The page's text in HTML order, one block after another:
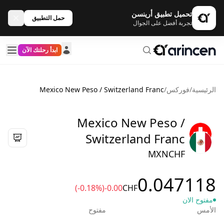
تحميل تطبيق أرينسن
تجربة أفضل على الجوال
حمل التطبيق
ابدأ رحلتك الآن
الرئيسية/فوركس/
Mexico New Peso / Switzerland Franc
Mexico New Peso /
Switzerland Franc
MXNCHF
0.047118
CHF
-0.00
(-0.18%)
مفتوح الان
الأمس
مفتوح